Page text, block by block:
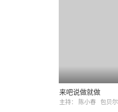
来吧说做就做
主持： 陈小春 包贝尔